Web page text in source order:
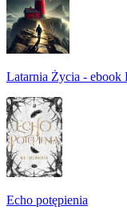
Latarnia Życia - ebook
Echo potępienia